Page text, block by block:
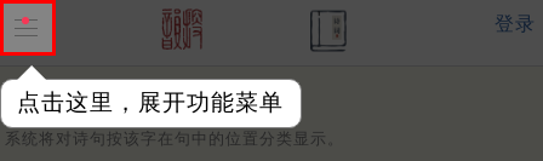
点击这里，展开功能菜单
登录
字：
系统将对诗句按该字在句中的位置分类显示。